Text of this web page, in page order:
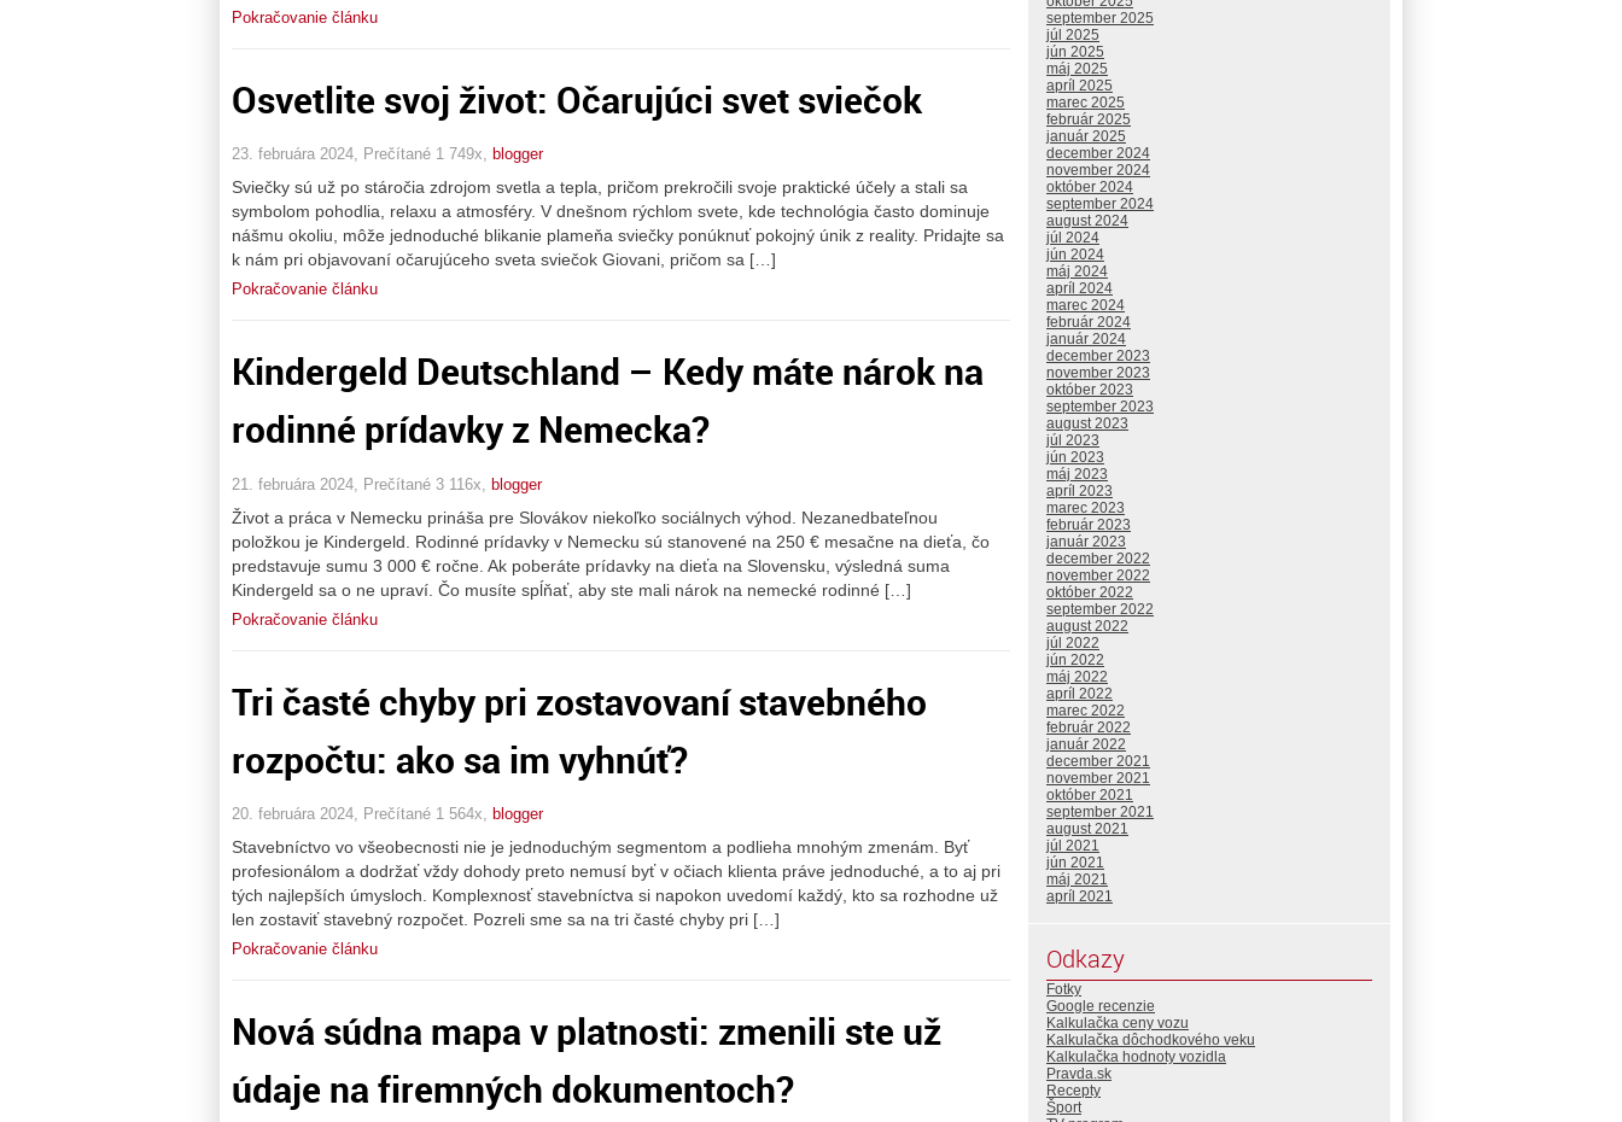
Pokračovanie článku
Osvetlite svoj život: Očarujúci svet sviečok
23. februára 2024, Prečítané 1 749x, blogger
Sviečky sú už po stáročia zdrojom svetla a tepla, pričom prekročili svoje praktické účely a stali sa
symbolom pohodlia, relaxu a atmosféry. V dnešnom rýchlom svete, kde technológia často dominuje
nášmu okoliu, môže jednoduché blikanie plameňa sviečky ponúknuť pokojný únik z reality. Pridajte sa
k nám pri objavovaní očarujúceho sveta sviečok Giovani, pričom sa […]
Pokračovanie článku
Kindergeld Deutschland – Kedy máte nárok na
rodinné prídavky z Nemecka?
21. februára 2024, Prečítané 3 116x, blogger
Život a práca v Nemecku prináša pre Slovákov niekoľko sociálnych výhod. Nezanedbateľnou
položkou je Kindergeld. Rodinné prídavky v Nemecku sú stanovené na 250 € mesačne na dieťa, čo
predstavuje sumu 3 000 € ročne. Ak poberáte prídavky na dieťa na Slovensku, výsledná suma
Kindergeld sa o ne upraví. Čo musíte spĺňať, aby ste mali nárok na nemecké rodinné […]
Pokračovanie článku
Tri časté chyby pri zostavovaní stavebného
rozpočtu: ako sa im vyhnúť?
20. februára 2024, Prečítané 1 564x, blogger
Stavebníctvo vo všeobecnosti nie je jednoduchým segmentom a podlieha mnohým zmenám. Byť
profesionálom a dodržať vždy dohody preto nemusí byť v očiach klienta práve jednoduché, a to aj pri
tých najlepších úmysloch. Komplexnosť stavebníctva si napokon uvedomí každý, kto sa rozhodne už
len zostaviť stavebný rozpočet. Pozreli sme sa na tri časté chyby pri […]
Pokračovanie článku
Nová súdna mapa v platnosti: zmenili ste už
údaje na firemných dokumentoch?
september 2025
júl 2025
jún 2025
máj 2025
apríl 2025
marec 2025
február 2025
január 2025
december 2024
november 2024
október 2024
september 2024
august 2024
júl 2024
jún 2024
máj 2024
apríl 2024
marec 2024
február 2024
január 2024
december 2023
november 2023
október 2023
september 2023
august 2023
júl 2023
jún 2023
máj 2023
apríl 2023
marec 2023
február 2023
január 2023
december 2022
november 2022
október 2022
september 2022
august 2022
júl 2022
jún 2022
máj 2022
apríl 2022
marec 2022
február 2022
január 2022
december 2021
november 2021
október 2021
september 2021
august 2021
júl 2021
jún 2021
máj 2021
apríl 2021
Odkazy
Fotky
Google recenzie
Kalkulačka ceny vozu
Kalkulačka dôchodkového veku
Kalkulačka hodnoty vozidla
Pravda.sk
Recepty
Šport